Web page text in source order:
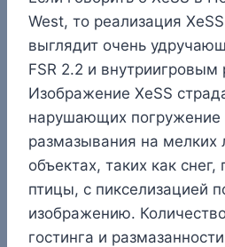
West, то реализация
выглядит очень
FSR 2.2 и
Изображение XeSS
нарушающих погружение
размазывания на мелких
объектах, таких как
птицы, с пикселизацией
изображению.
гостинга и